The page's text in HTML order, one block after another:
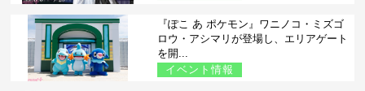
『ぽこ あ ポケモン』ワニノコ・ミズゴ
ロウ・アシマリが登場し、エリアゲート
を開...
イベント情報